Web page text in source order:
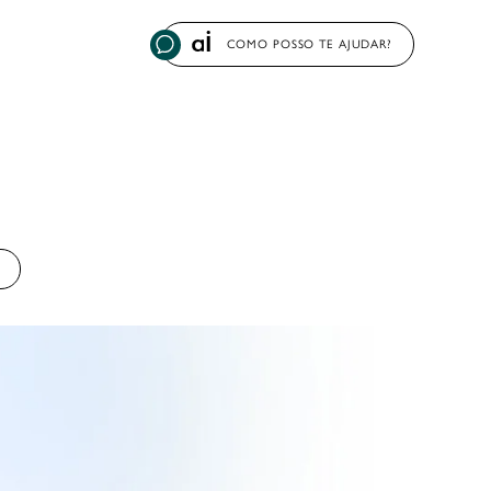
COMO POSSO TE AJUDAR?